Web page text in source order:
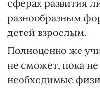
сферах развития
разнообразным
детей взрослым.
Полноценно же
не сможет, пока
необходимые